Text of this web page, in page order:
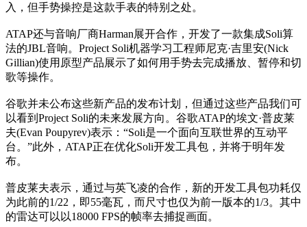
入，但手势操控是这款手表的特别之处。
ATAP还与音响厂商Harman展开合作，开发了一款集成Soli算
法的JBL音响。Project Soli机器学习工程师尼克·吉里安(Nick
Gillian)使用原型产品展示了如何用手势去完成播放、暂停和切
歌等操作。
谷歌并未公布这些新产品的发布计划，但通过这些产品我们可
以看到Project Soli的未来发展方向。谷歌ATAP的埃文·普皮莱
夫(Evan Poupyrev)表示：“Soli是一个面向互联世界的互动平
台。”此外，ATAP正在优化Soli开发工具包，并将于明年发
布。
普皮莱夫表示，通过与英飞凌的合作，新的开发工具包功耗仅
为此前的1/22，即55毫瓦，而尺寸也仅为前一版本的1/3。其中
的雷达可以以18000 FPS的帧率去捕捉画面。